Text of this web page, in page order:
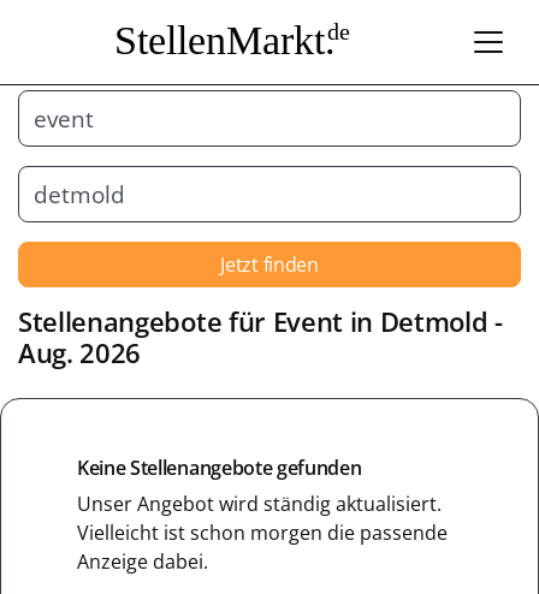
StellenMarkt.de
Jetzt finden
Stellenangebote für Event in Detmold -
Aug. 2026
Keine Stellenangebote gefunden
Unser Angebot wird ständig aktualisiert.
Vielleicht ist schon morgen die passende
Anzeige dabei.